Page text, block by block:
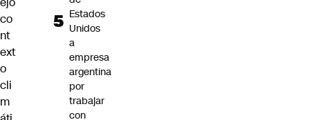
co
nt
ext
o
cli
m
Estados
Unidos
a
empresa
argentina
por
trabajar
con